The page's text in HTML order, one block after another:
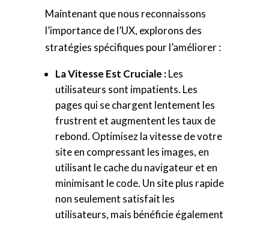
Maintenant que nous reconnaissons
l’importance de l’UX, explorons des
stratégies spécifiques pour l’améliorer :
La Vitesse Est Cruciale :Les
utilisateurs sont impatients. Les
pages qui se chargent lentement les
frustrent et augmentent les taux de
rebond. Optimisez la vitesse de votre
site en compressant les images, en
utilisant le cache du navigateur et en
minimisant le code. Un site plus rapide
non seulement satisfait les
utilisateurs, mais bénéficie également